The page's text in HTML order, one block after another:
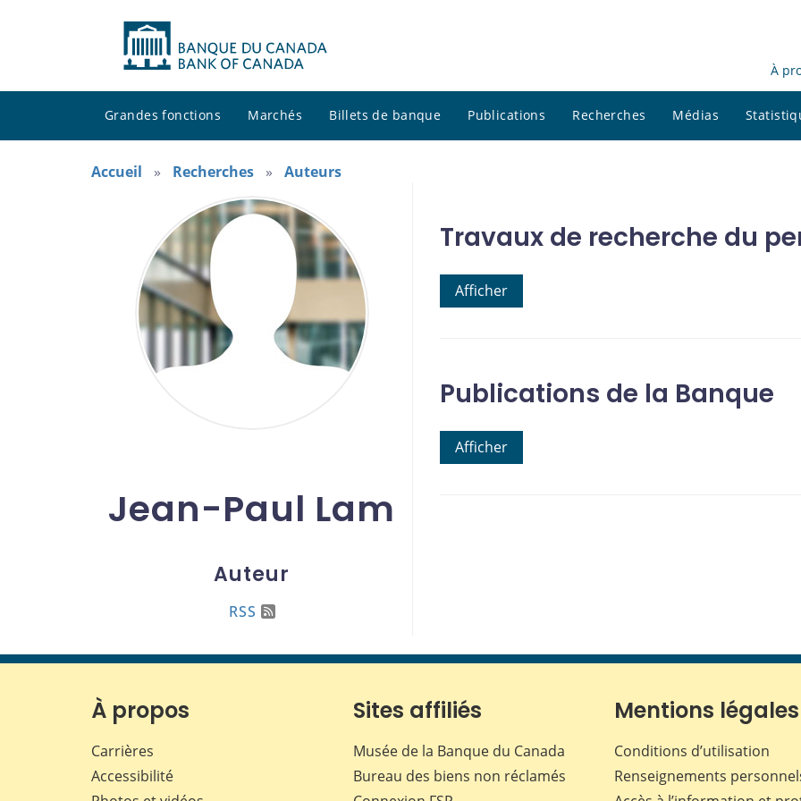
À
Grandes fonctions Marchés Billets de banque Publications Recherches Médias
Accueil Recherches Auteurs
Jean-Paul Lam
Auteur
RSS
Travaux de recherche du
Afficher
Publications de la Banque
Afficher
À propos
Carrières
Accessibilité
Sites affiliés
Musée de la Banque du Canada
Bureau des biens non réclamés
Mentions légales
Conditions d’utilisation
Renseignements